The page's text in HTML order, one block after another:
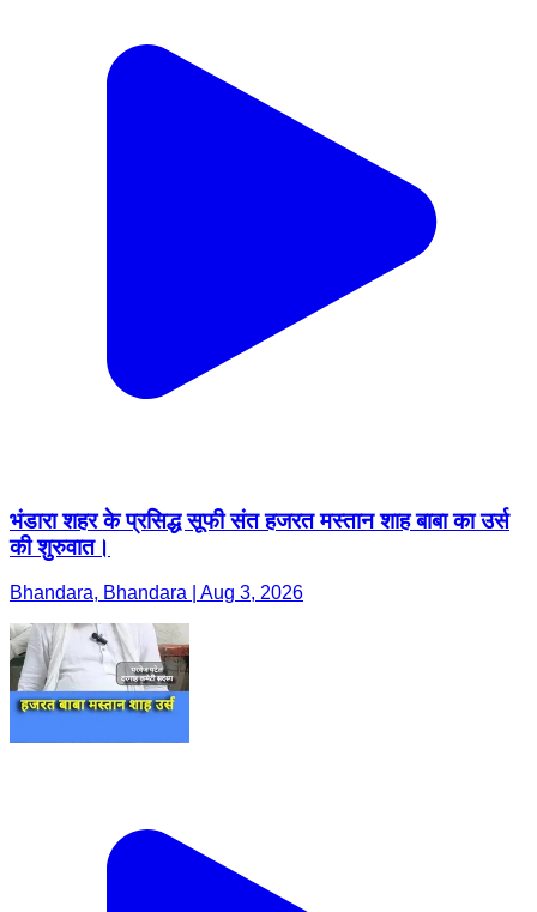
भंडारा शहर के प्रसिद्ध सूफी संत हजरत मस्तान शाह बाबा का उर्स
की शुरुवात।
Bhandara, Bhandara | Aug 3, 2026